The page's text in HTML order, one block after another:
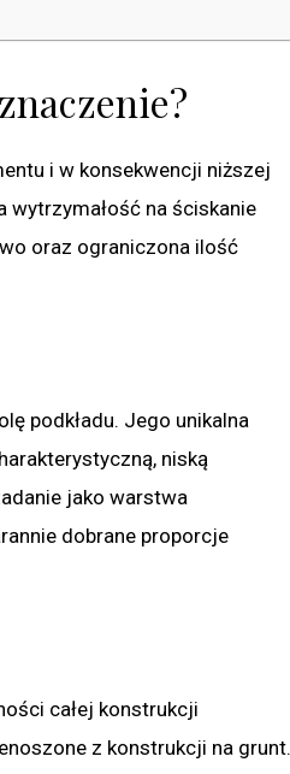
i w konsekwencji niższej
wytrzymałość na ściskanie
oraz ograniczona ilość
podkładu. Jego unikalna
niską
jako warstwa
dobrane proporcje
całej konstrukcji
z konstrukcji na grunt.